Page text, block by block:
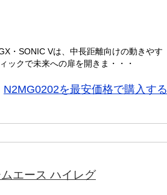
・SONIC Vは、中長距離向けの動きやす
ックで未来への扉を開きま・・・
N2MG0202を最安価格で購入する
エース ハイレグ